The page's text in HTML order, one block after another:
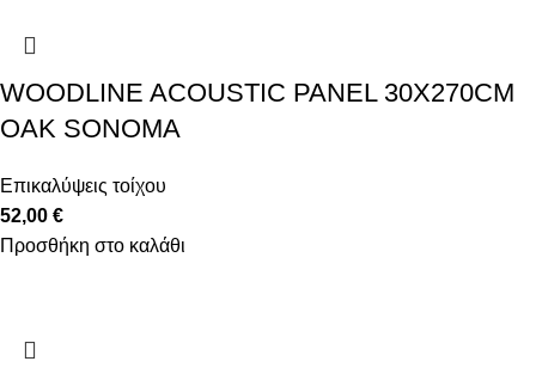
WOODLINE ACOUSTIC PANEL 30X270CM
OAK SONOMA
Επικαλύψεις τοίχου
52,00 €
Προσθήκη στο καλάθι